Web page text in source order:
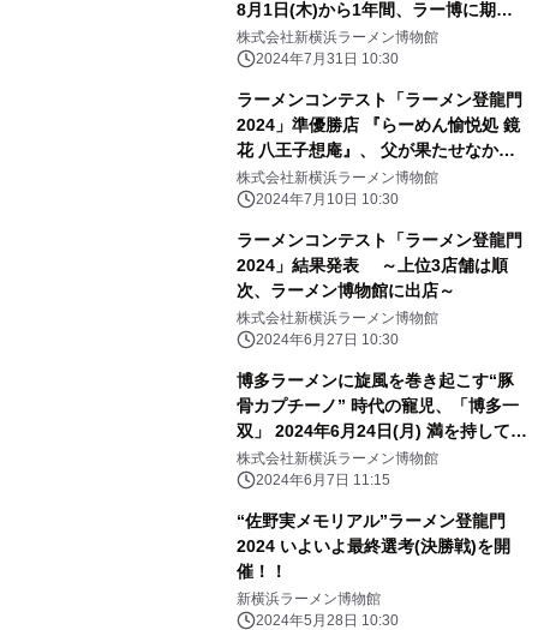
8月1日(木)から1年間、ラー博に期間
限定出店
株式会社新横浜ラーメン博物館
2024年7月31日 10:30
ラーメンコンテスト「ラーメン登龍門
2024」準優勝店 『らーめん愉悦処 鏡
花 八王子想庵』、 父が果たせなかっ
た夢を叶え、7月18日(木)よりラー博
に出店
株式会社新横浜ラーメン博物館
2024年7月10日 10:30
ラーメンコンテスト「ラーメン登龍門
2024」結果発表 ～上位3店舗は順
次、ラーメン博物館に出店～
株式会社新横浜ラーメン博物館
2024年6月27日 10:30
博多ラーメンに旋風を巻き起こす“豚
骨カプチーノ” 時代の寵児、「博多一
双」 2024年6月24日(月) 満を持して登
場
株式会社新横浜ラーメン博物館
2024年6月7日 11:15
“佐野実メモリアル”ラーメン登龍門
2024 いよいよ最終選考(決勝戦)を開
催！！
新横浜ラーメン博物館
2024年5月28日 10:30